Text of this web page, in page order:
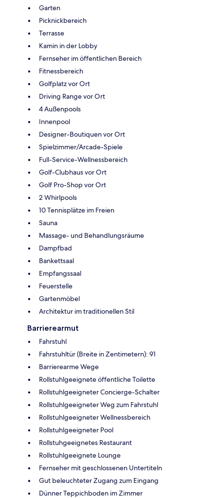
Garten
Picknickbereich
Terrasse
Kamin in der Lobby
Fernseher im öffentlichen Bereich
Fitnessbereich
Golfplatz vor Ort
Driving Range vor Ort
4 Außenpools
Innenpool
Designer-Boutiquen vor Ort
Spielzimmer/Arcade-Spiele
Full-Service-Wellnessbereich
Golf-Clubhaus vor Ort
Golf Pro-Shop vor Ort
2 Whirlpools
10 Tennisplätze im Freien
Sauna
Massage- und Behandlungsräume
Dampfbad
Bankettsaal
Empfangssaal
Feuerstelle
Gartenmöbel
Architektur im traditionellen Stil
Barrierearmut
Fahrstuhl
Fahrstuhltür (Breite in Zentimetern): 91
Barrierearme Wege
Rollstuhlgeeignete öffentliche Toilette
Rollstuhlgeeigneter Concierge-Schalter
Rollstuhlgeeigneter Weg zum Fahrstuhl
Rollstuhlgeeigneter Wellnessbereich
Rollstuhlgeeigneter Pool
Rollstuhgeeignetes Restaurant
Rollstuhlgeeignete Lounge
Fernseher mit geschlossenen Untertiteln
Gut beleuchteter Zugang zum Eingang
Dünner Teppichboden im Zimmer